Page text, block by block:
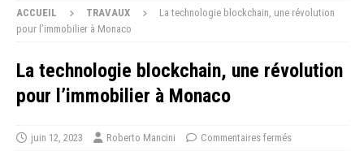
ACCUEIL TRAVAUX
La technologie blockchain, une révolution
pour l’immobilier à Monaco
La technologie blockchain, une révolution
pour l’immobilier à Monaco
juin 12, 2023 Roberto Mancini Commentaires fermés